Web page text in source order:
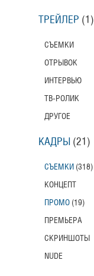
ТРЕЙЛЕР (1)
СЪЕМКИ
ОТРЫВОК
ИНТЕРВЬЮ
ТВ-РОЛИК
ДРУГОЕ
КАДРЫ (21)
СЪЕМКИ (318)
КОНЦЕПТ
ПРОМО (19)
ПРЕМЬЕРА
СКРИНШОТЫ
NUDE